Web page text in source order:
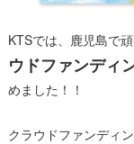
KTSでは、鹿児島で
ウドファンディ
めました！！
クラウドファンディ